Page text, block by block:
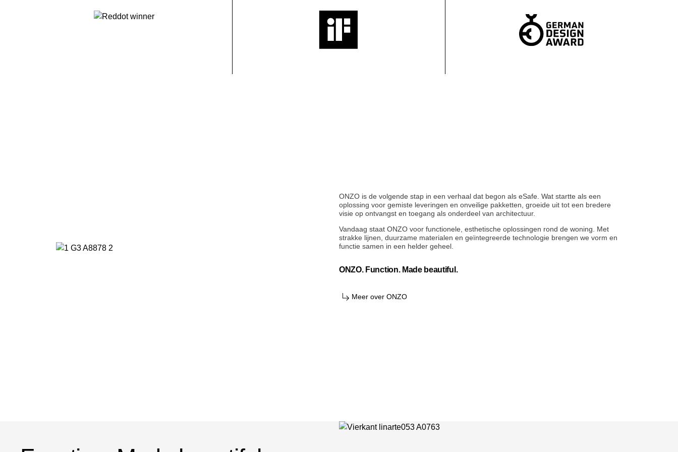
ONZO is de volgende stap in een verhaal dat begon als eSafe. Wat startte als een
oplossing voor gemiste leveringen en onveilige pakketten, groeide uit tot een bredere
visie op ontvangst en toegang als onderdeel van architectuur.
Vandaag staat ONZO voor functionele, esthetische oplossingen rond de woning. Met
strakke lijnen, duurzame materialen en geïntegreerde technologie brengen we vorm en
functie samen in een helder geheel.
ONZO. Function. Made beautiful.
Meer over ONZO